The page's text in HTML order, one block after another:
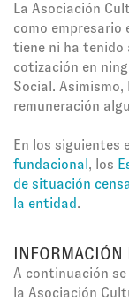
La Asociación
como empresario
tiene ni ha tenido
cotización en
Social.
remuneración
En los siguientes
fundacional , los
de situación
la entidad.
A continuación
la Asociación